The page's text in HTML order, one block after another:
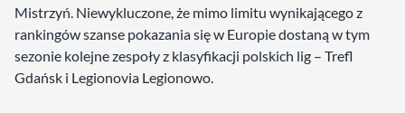
Mistrzyń. Niewykluczone, że mimo limitu wynikającego z
rankingów szanse pokazania się w Europie dostaną w tym
sezonie kolejne zespoły z klasyfikacji polskich lig – Trefl
Gdańsk i Legionovia Legionowo.